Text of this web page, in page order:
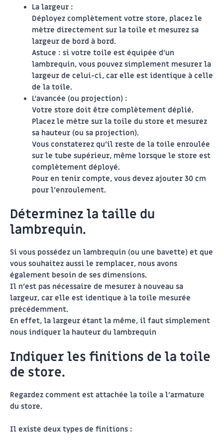
La largeur :
Déployez complètement votre store, placez le
mètre directement sur la toile et mesurez sa
largeur de bord à bord.
Astuce : si votre toile est équipée d’un
lambrequin, vous pouvez simplement mesurer la
largeur de celui-ci, car elle est identique à celle
de la toile.
L‘avancée (ou projection):
Votre store doit être complètement déplié.
Placez le mètre sur la toile du store et mesurez
sa hauteur (ou sa projection).
Vous constaterez qu’il reste de la toile enroulée
sur le tube supérieur, même lorsque le store est
complètement déployé.
Pour en tenir compte, vous devez ajouter 30 cm
pour l’enroulement.
Déterminez la taille du
lambrequin.
Si vous possédez un lambrequin (ou une bavette) et que
vous souhaitez aussi le remplacer, nous avons
également besoin de ses dimensions.
Il n’est pas nécessaire de mesurer à nouveau sa
largeur, car elle est identique à la toile mesurée
précédemment.
En effet, la largeur étant la même, il faut simplement
nous indiquer la hauteur du lambrequin
Indiquer les finitions de la toile
de store.
Regardez comment est attachée la toile a l’armature
du store.
Il existe deux types de finitions :